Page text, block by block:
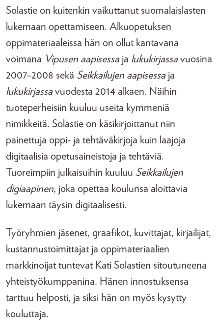
Solastie on kuitenkin vaikuttanut suomalaislasten
lukemaan opettamiseen. Alkuopetuksen
oppimateriaaleissa hän on ollut kantavana
voimana Vipusen aapisessa ja lukukirjassa vuosina
2007–2008 sekä Seikkailujen aapisessa ja
lukukirjassa vuodesta 2014 alkaen. Näihin
tuoteperheisiin kuuluu useita kymmeniä
nimikkeitä. Solastie on käsikirjoittanut niin
painettuja oppi- ja tehtäväkirjoja kuin laajoja
digitaalisia opetusaineistoja ja tehtäviä.
Tuoreimpiin julkaisuihin kuuluu Seikkailujen
digiaapinen, joka opettaa koulunsa aloittavia
lukemaan täysin digitaalisesti.
Työryhmien jäsenet, graafikot, kuvittajat, kirjailijat,
kustannustoimittajat ja oppimateriaalien
markkinoijat tuntevat Kati Solastien sitoutuneena
yhteistyökumppanina. Hänen innostuksensa
tarttuu helposti, ja siksi hän on myös kysytty
kouluttaja.